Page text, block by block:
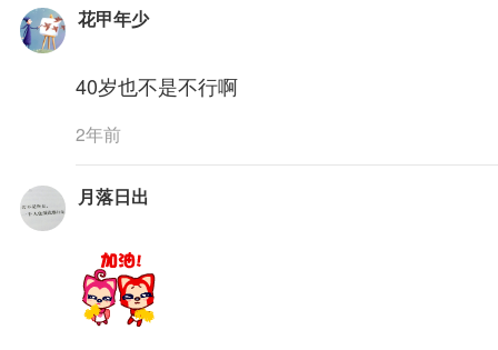
花甲年少
40岁也不是不行啊
2年前
月落日出